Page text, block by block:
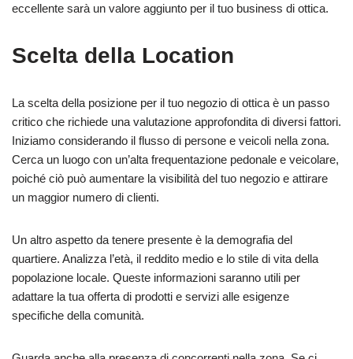
eccellente sarà un valore aggiunto per il tuo business di ottica.
Scelta della Location
La scelta della posizione per il tuo negozio di ottica è un passo
critico che richiede una valutazione approfondita di diversi fattori.
Iniziamo considerando il flusso di persone e veicoli nella zona.
Cerca un luogo con un’alta frequentazione pedonale e veicolare,
poiché ciò può aumentare la visibilità del tuo negozio e attirare
un maggior numero di clienti.
Un altro aspetto da tenere presente è la demografia del
quartiere. Analizza l’età, il reddito medio e lo stile di vita della
popolazione locale. Queste informazioni saranno utili per
adattare la tua offerta di prodotti e servizi alle esigenze
specifiche della comunità.